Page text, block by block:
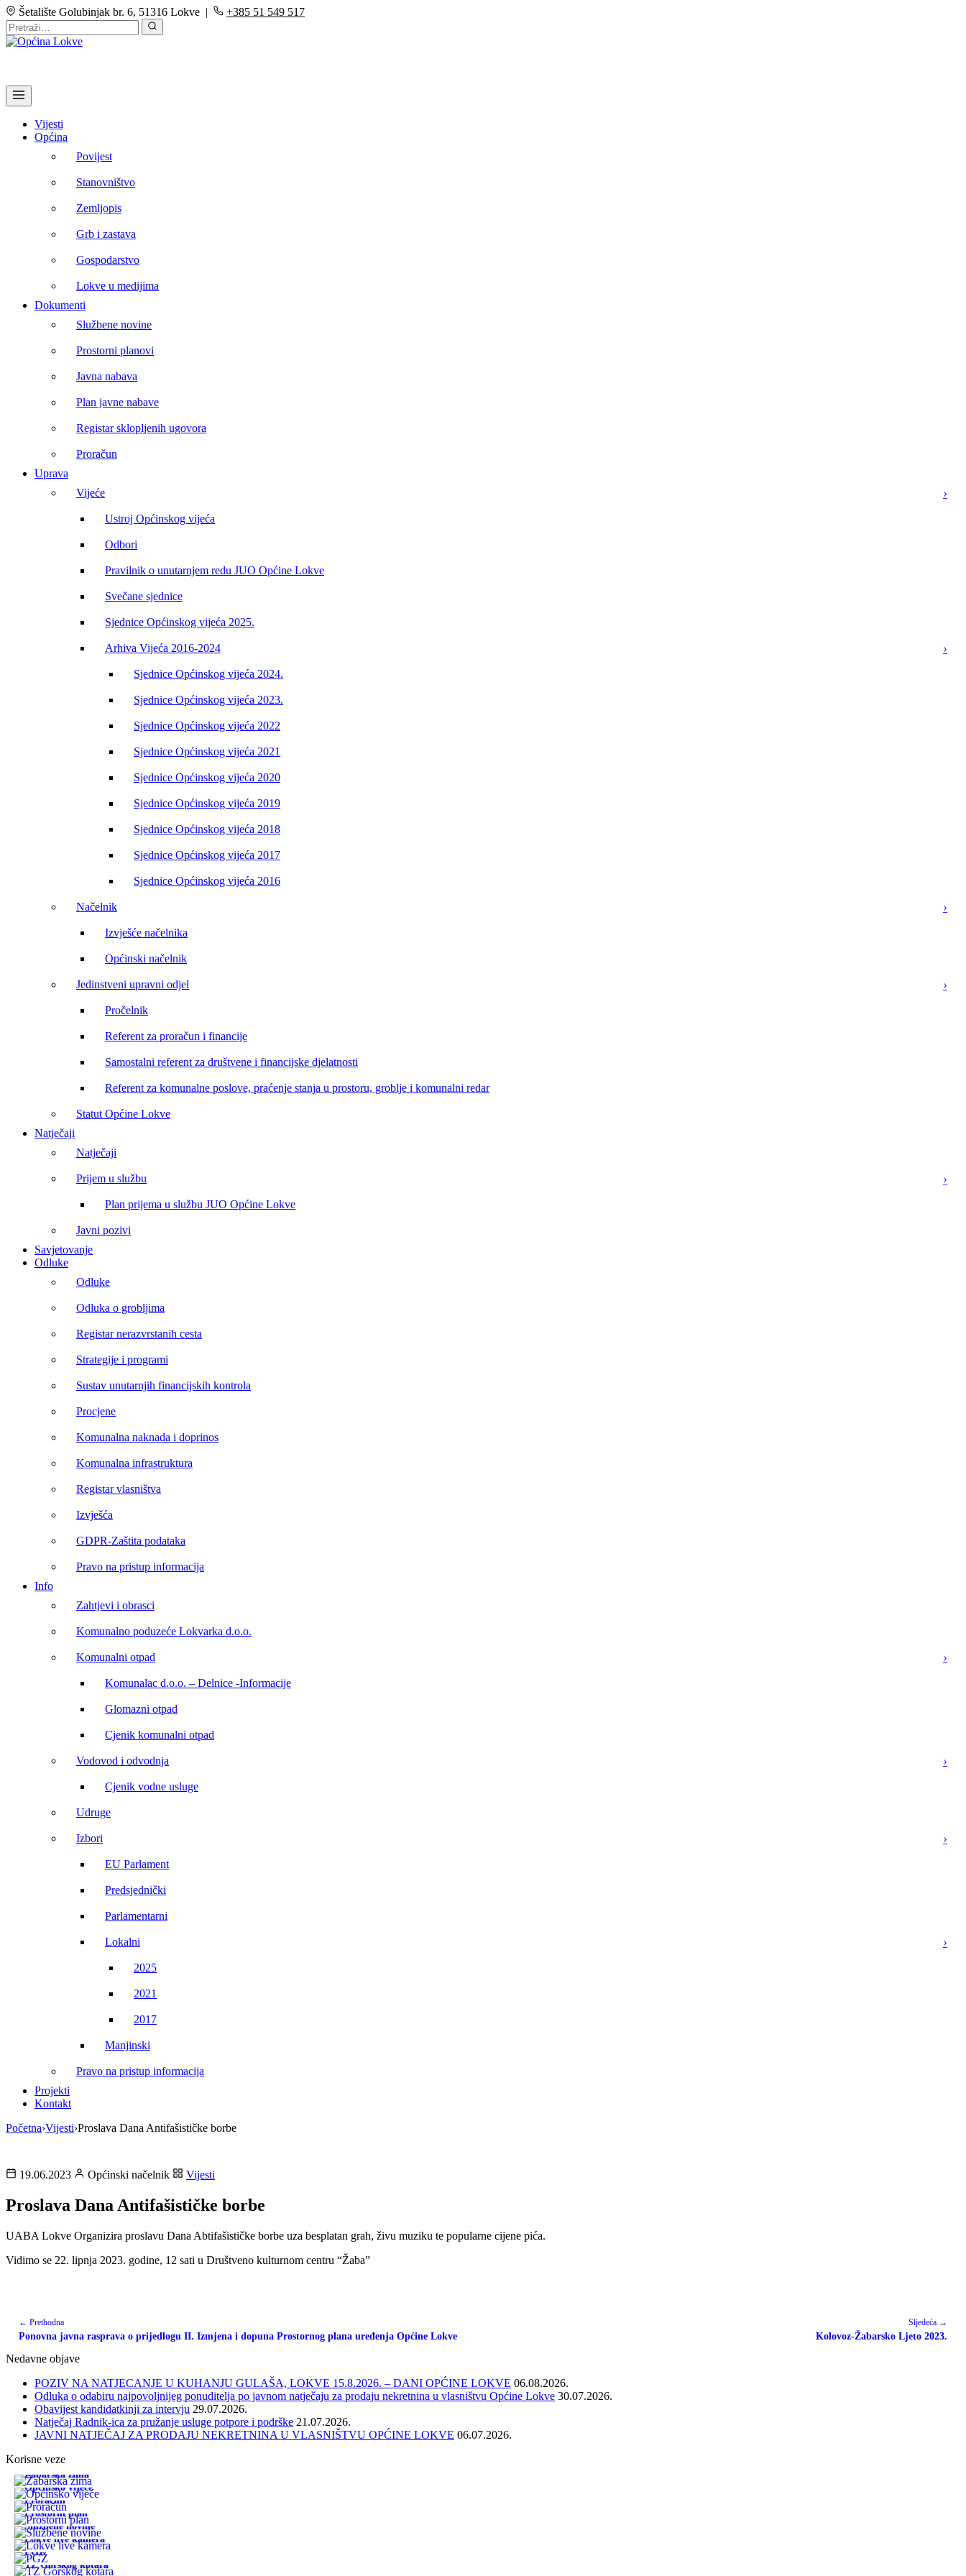
Šetalište Golubinjak br. 6, 51316 Lokve | +385 51 549 517
Vijesti
Općina
Povijest
Stanovništvo
Zemljopis
Grb i zastava
Gospodarstvo
Lokve u medijima
Dokumenti
Službene novine
Prostorni planovi
Javna nabava
Plan javne nabave
Registar sklopljenih ugovora
Proračun
Uprava
Vijeće
Ustroj Općinskog vijeća
Odbori
Pravilnik o unutarnjem redu JUO Općine Lokve
Svečane sjednice
Sjednice Općinskog vijeća 2025.
Arhiva Vijeća 2016-2024
Sjednice Općinskog vijeća 2024.
Sjednice Općinskog vijeća 2023.
Sjednice Općinskog vijeća 2022
Sjednice Općinskog vijeća 2021
Sjednice Općinskog vijeća 2020
Sjednice Općinskog vijeća 2019
Sjednice Općinskog vijeća 2018
Sjednice Općinskog vijeća 2017
Sjednice Općinskog vijeća 2016
Načelnik
Izvješće načelnika
Općinski načelnik
Jedinstveni upravni odjel
Pročelnik
Referent za proračun i financije
Samostalni referent za društvene i financijske djelatnosti
Referent za komunalne poslove, praćenje stanja u prostoru, groblje i komunalni redar
Statut Općine Lokve
Natječaji
Natječaji
Prijem u službu
Plan prijema u službu JUO Općine Lokve
Javni pozivi
Savjetovanje
Odluke
Odluke
Odluka o grobljima
Registar nerazvrstanih cesta
Strategije i programi
Sustav unutarnjih financijskih kontrola
Procjene
Komunalna naknada i doprinos
Komunalna infrastruktura
Registar vlasništva
Izvješća
GDPR-Zaštita podataka
Pravo na pristup informacija
Info
Zahtjevi i obrasci
Komunalno poduzeće Lokvarka d.o.o.
Komunalni otpad
Komunalac d.o.o. – Delnice -Informacije
Glomazni otpad
Cjenik komunalni otpad
Vodovod i odvodnja
Cjenik vodne usluge
Udruge
Izbori
EU Parlament
Predsjednički
Parlamentarni
Lokalni
2025
2021
2017
Manjinski
Pravo na pristup informacija
Projekti
Kontakt
Početna›Vijesti›Proslava Dana Antifašističke borbe
19.06.2023 Općinski načelnik Vijesti
Proslava Dana Antifašističke borbe
UABA Lokve Organizira proslavu Dana Abtifašističke borbe uza besplatan grah, živu muziku te popularne cijene pića.
Vidimo se 22. lipnja 2023. godine, 12 sati u Društveno kulturnom centru “Žaba”
← Prethodna
Ponovna javna rasprava o prijedlogu II. Izmjena i dopuna Prostornog plana uređenja Općine Lokve
Sljedeća →
Kolovoz-Žabarsko Ljeto 2023.
Nedavne objave
POZIV NA NATJECANJE U KUHANJU GULAŠA, LOKVE 15.8.2026. – DANI OPĆINE LOKVE 06.08.2026.
Odluka o odabiru najpovoljnijeg ponuditelja po javnom natječaju za prodaju nekretnina u vlasništvu Općine Lokve 30.07.2026.
Obavijest kandidatkinji za intervju 29.07.2026.
Natječaj Radnik-ica za pružanje usluge potpore i podrške 21.07.2026.
JAVNI NATJEČAJ ZA PRODAJU NEKRETNINA U VLASNIŠTVU OPĆINE LOKVE 06.07.2026.
Korisne veze
Žabarska zima
Općinsko vijeće
Proračun
Prostorni plan
Službene novine
Lokve live kamera
PGŽ
TZ Gorskog kotara